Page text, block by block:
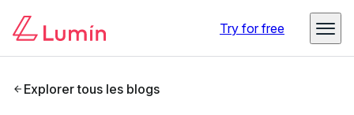
Try for free
Explorer tous les blogs